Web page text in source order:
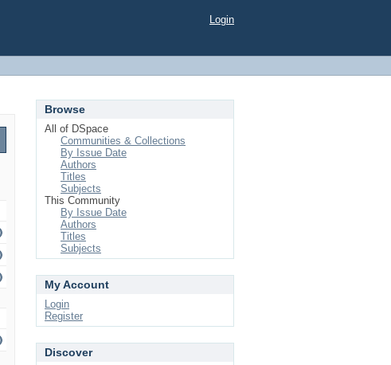
Login
Browse
All of DSpace
Communities & Collections
By Issue Date
Authors
Titles
Subjects
This Community
By Issue Date
Authors
Titles
Subjects
My Account
Login
Register
Discover